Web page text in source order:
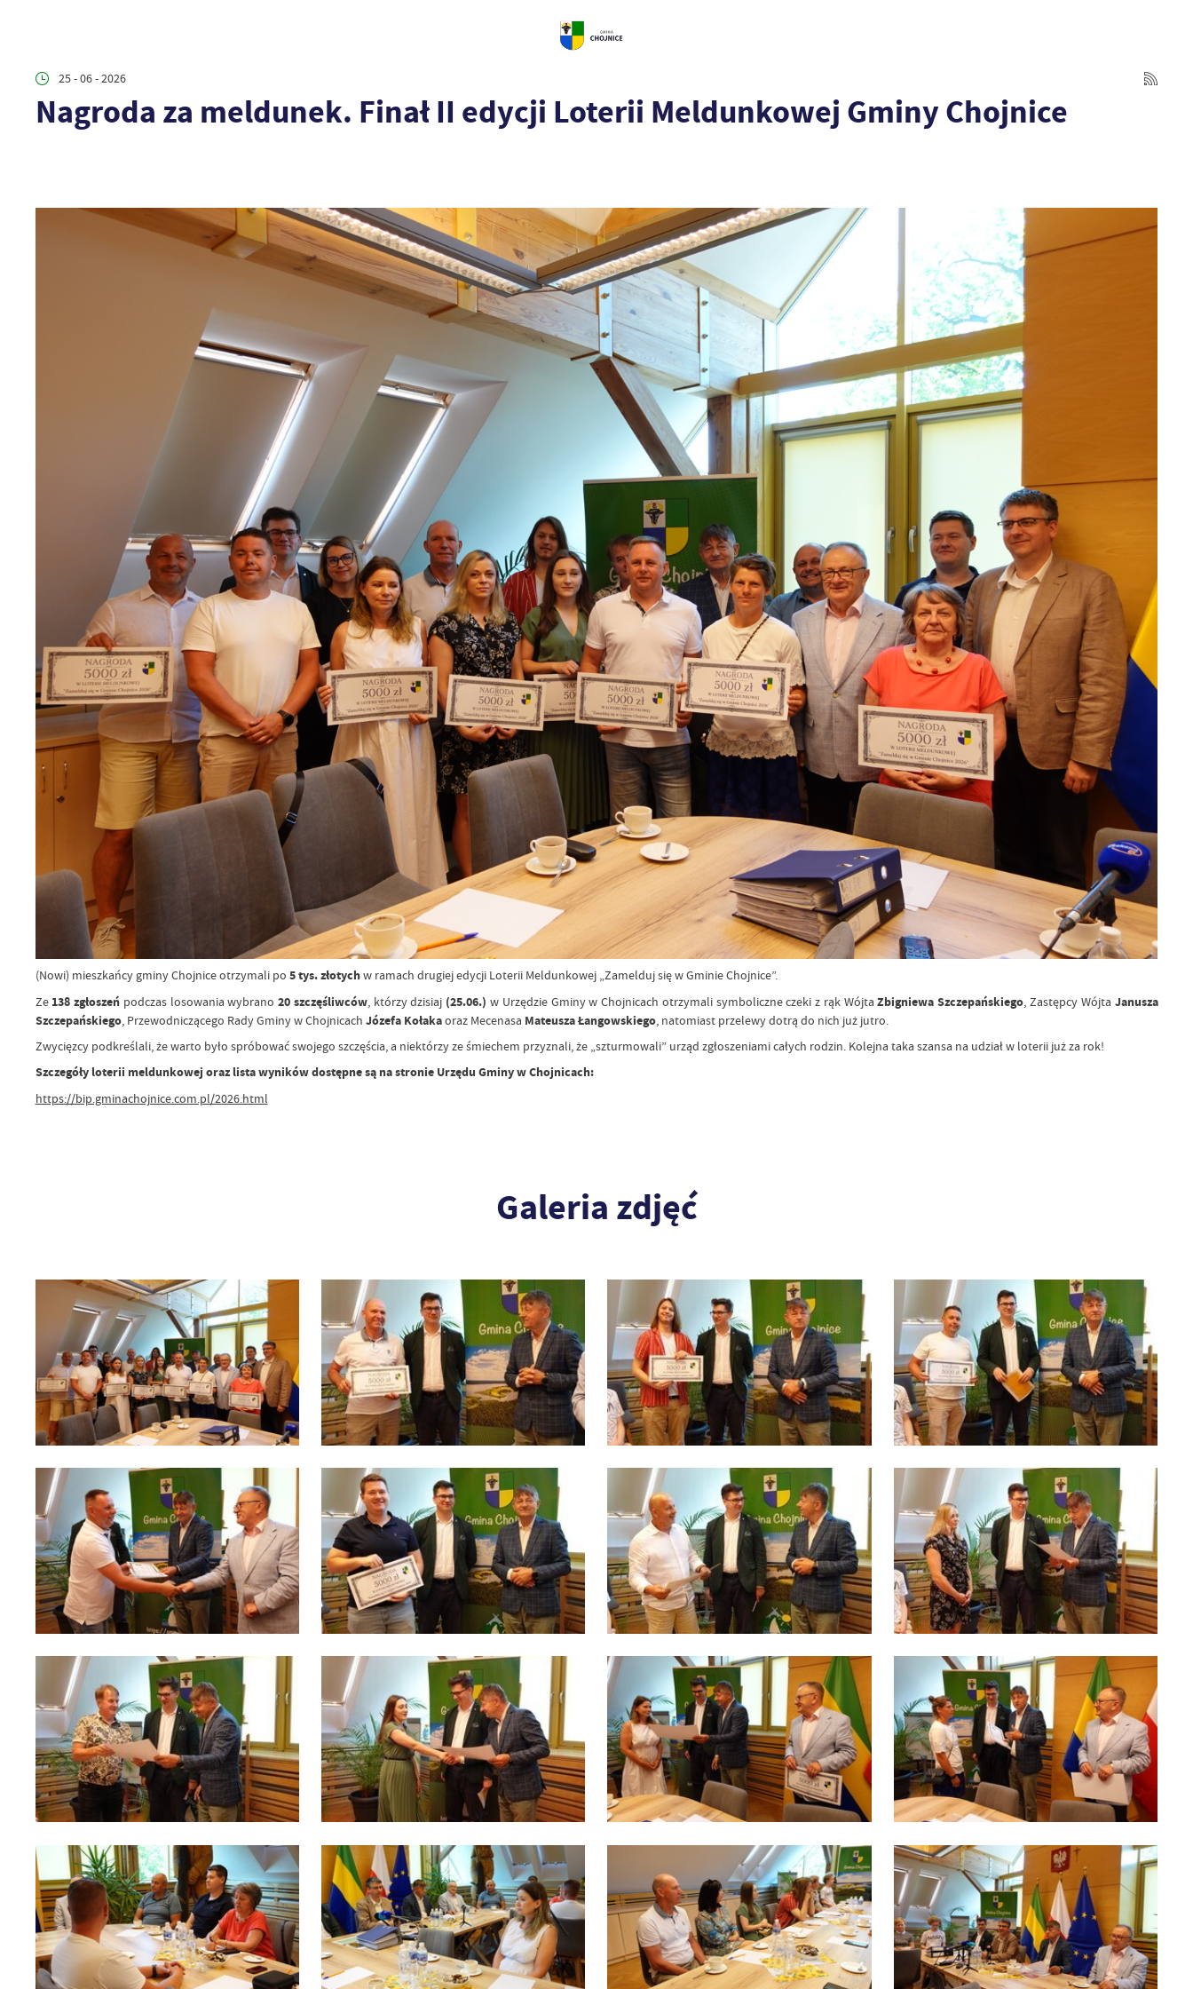
25 - 06 - 2026
Nagroda za meldunek. Finał II edycji Loterii Meldunkowej Gminy Chojnice
(Nowi) mieszkańcy gminy Chojnice otrzymali po 5 tys. złotychw ramach drugiej edycji Loterii Meldunkowej „Zamelduj się w Gminie Chojnice”.
Ze 138 zgłoszeń podczas losowania wybrano20 szczęśliwców, którzy dzisiaj (25.06.) w Urzędzie Gminy w Chojnicach otrzymali symboliczne czeki z rąk WójtaZbigniewa Szczepańskiego , Zastępcy Wójta Janusza
Szczepańskiego, Przewodniczącego Rady Gminy w Chojnicach Józefa Kołakaoraz Mecenasa Mateusza Łangowskiego, natomiast przelewy dotrą do nich już jutro.
Zwycięzcy podkreślali, że warto było spróbować swojego szczęścia, a niektórzy ze śmiechem przyznali, że „szturmowali” urząd zgłoszeniami całych rodzin. Kolejna taka szansa na udział w loterii już za rok!
Szczegóły loterii meldunkowej oraz lista wyników dostępne są na stronie Urzędu Gminy w Chojnicach:
https://bip.gminachojnice.com.pl/2026.html
Galeria zdjęć